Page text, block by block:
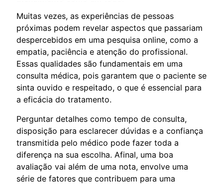
Muitas vezes, as experiências de pessoas
próximas podem revelar aspectos que passariam
despercebidos em uma pesquisa online, como a
empatia, paciência e atenção do profissional.
Essas qualidades são fundamentais em uma
consulta médica, pois garantem que o paciente se
sinta ouvido e respeitado, o que é essencial para
a eficácia do tratamento.
Perguntar detalhes como tempo de consulta,
disposição para esclarecer dúvidas e a confiança
transmitida pelo médico pode fazer toda a
diferença na sua escolha. Afinal, uma boa
avaliação vai além de uma nota, envolve uma
série de fatores que contribuem para uma